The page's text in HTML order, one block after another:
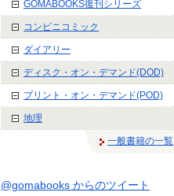
GOMABOOKS復刊シリーズ
コンビニコミック
ダイアリー
ディスク・オン・デマンド(DOD)
プリント・オン・デマンド(POD)
地理
一般書籍の一覧
@gomabooks からのツイート